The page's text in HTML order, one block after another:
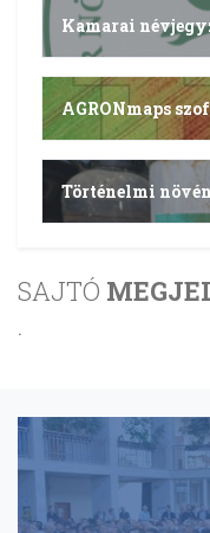
Kamarai
AGRONmaps
Történelmi
SAJTÓ
.